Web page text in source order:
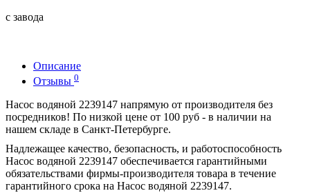
с завода
Описание
Отзывы 0
Насос водяной 2239147 напрямую от производителя без
посредников! По низкой цене от 100 руб - в наличии на
нашем складе в Санкт-Петербурге.
Надлежащее качество, безопасность, и работоспособность
Насос водяной 2239147 обеспечивается гарантийными
обязательствами фирмы-производителя товара в течение
гарантийного срока на Насос водяной 2239147.